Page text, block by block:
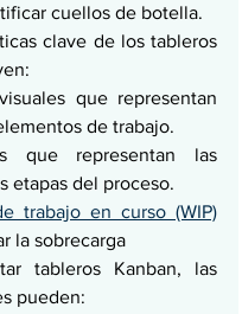
cuellos de botella.
clave de los tableros
que representan
de trabajo.
que representan las
etapas del proceso.
trabajo en curso (WIP)
la sobrecarga
tableros Kanban, las
pueden: